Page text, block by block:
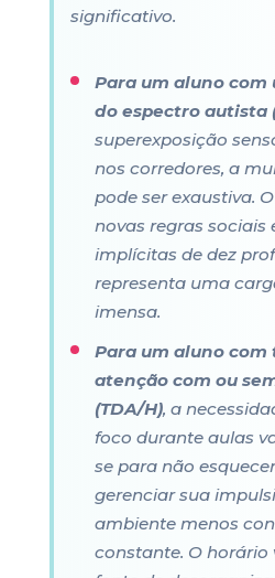
significativo.
Para um aluno
do espectro autista
superexposição
nos corredores, a
pode ser exaustiva.
novas regras sociais
implícitas de dez
representa uma
imensa.
Para um aluno
atenção com ou
(TDA/H), a
foco durante aulas
se para não
gerenciar sua
ambiente menos
constante. O horário